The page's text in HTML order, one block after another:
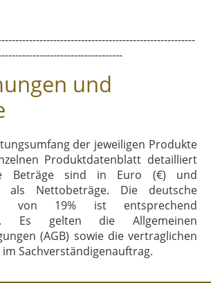
und
der jeweiligen Produkte
Produktdatenblatt detailliert
Beträge sind in Euro (€) und
als Nettobeträge. Die deutsche
von 19% ist entsprechend
Es gelten die Allgemeinen
(AGB) sowie die vertraglichen
Sachverständigenauftrag.